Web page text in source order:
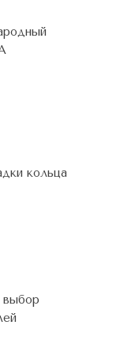
кольца